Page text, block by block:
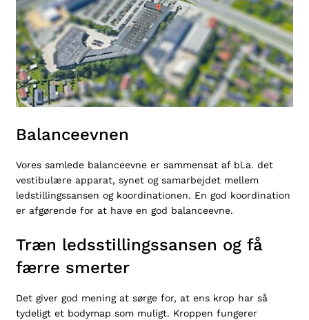
Balanceevnen
Vores samlede balanceevne er sammensat af bl.a. det
vestibulære apparat, synet og samarbejdet mellem
ledstillingssansen og koordinationen. En god koordination
er afgørende for at have en god balanceevne.
Træn ledsstillingssansen og få
færre smerter
Det giver god mening at sørge for, at ens krop har så
tydeligt et bodymap som muligt. Kroppen fungerer